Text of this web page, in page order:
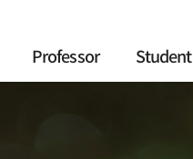
Professor Student